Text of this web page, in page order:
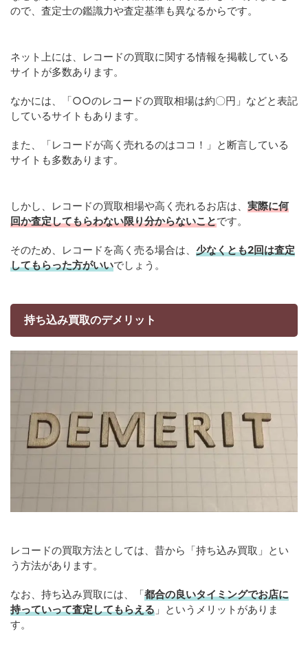
ので、査定士の鑑識力や査定基準も異なるからです。
ネット上には、レコードの買取に関する情報を掲載している
サイトが多数あります。
なかには、「○○のレコードの買取相場は約〇円」などと表記
しているサイトもあります。
また、「レコードが高く売れるのはココ！」と断言している
サイトも多数あります。
しかし、レコードの買取相場や高く売れるお店は、 実際に何
回か査定してもらわない限り分からないことです。
そのため、レコードを高く売る場合は、 少なくとも2回は査定
してもらった方がいいでしょう。
持ち込み買取のデメリット
レコードの買取方法としては、昔から「持ち込み買取」とい
う方法があります。
なお、持ち込み買取には、「都合の良いタイミングでお店に
持っていって査定してもらえる 」というメリットがありま
す。